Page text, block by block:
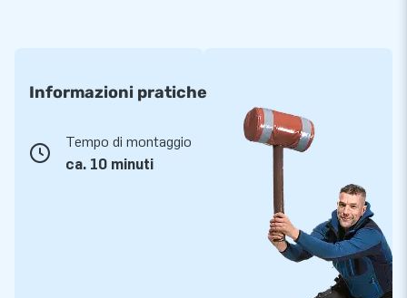
Informazioni pratiche
Tempo di montaggio
ca. 10 minuti